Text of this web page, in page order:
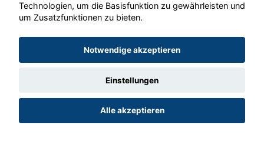
FREITAG
8:00 - 16:00 Uhr
SAMSTAG
8:00 - 12:15 Uhr
Autohaus Westphal
Aachener Str. 84 - 88, 52249 Eschweiler
Zustimmung
erforderlich
Technologien, um die Basisfunktion zu gewährleisten und
um Zusatzfunktionen zu bieten.
Notwendige akzeptieren
Einstellungen
Alle akzeptieren